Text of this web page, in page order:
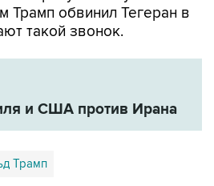
Трамп обвинил Тегеран в
такой звонок.
и США против Ирана
Трамп